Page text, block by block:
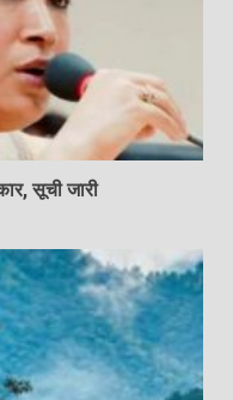
सूची जारी